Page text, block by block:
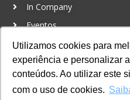
Utilizamos cookies para
experiência e personalizar
conteúdos. Ao utilizar este
com o uso de cookies.
In Company
Eventos
Certificações
CONTATO